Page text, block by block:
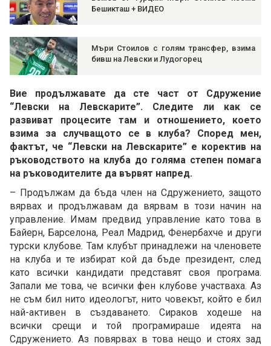
Бешикташ + ВИДЕО
Мъри Стоилов с голям трансфер, взима
бивш на Левски и Лудогорец
Вие продължавате да сте част от Сдружение
“Левски на Левскарите”. Следите ли как се
развиват процесите там и отношението, което
взима за случващото се в клуба? Според мен,
фактът, че “Левски на Левскарите” е коректив на
ръководството на клуба до голяма степен помага
на ръководителите да вървят напред.
– Продължам да бъда член на Сдружението, защото
вярвах и продължавам да вярвам в този начин на
управление. Имам предвид управление като това в
Байерн, Барселона, Реал Мадрид, Фенербахче и други
турски клубове. Там клубът принадлежи на членовете
на клуба и те избират кой да бъде президент, след
като всички кандидати представят своя програма.
Запали ме това, че всички фен клубове участваха. Аз
не съм бил нито идеологът, нито човекът, който е бил
най-активен в създаването. Сираков ходеше на
всички срещи и той програмираше идеята на
Сдружението. Аз повярвах в това нещо и стоях зад